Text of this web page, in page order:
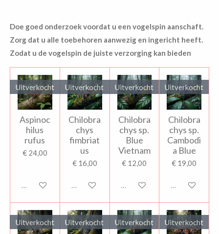
Doe goed onderzoek voordat u een vogelspin aanschaft.
Zorg dat u alle toebehoren aanwezig en ingericht heeft.
Zodat u de vogelspin de juiste verzorging kan bieden
Uitverkocht
Aspinoc
hilus
rufus
€ 24,00
Uitverkocht
Uitverkocht
Chilobra
chys
fimbriat
us
€ 16,00
Uitverkocht
Uitverkocht
Chilobra
chys sp.
Blue
Vietnam
€ 12,00
Uitverkocht
Uitverkocht
Chilobra
chys sp.
Cambodi
a Blue
€ 19,00
Uitverkocht
Uitverkocht Uitverkocht Uitverkocht Uitverkocht